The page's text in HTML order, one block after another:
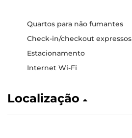
Quartos para não fumantes
Check-in/checkout expressos
Estacionamento
Internet Wi-Fi
Localização